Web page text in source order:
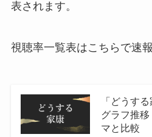
表されます。
視聴率一覧表はこちらで速
「どうす
グラフ推
マと比較